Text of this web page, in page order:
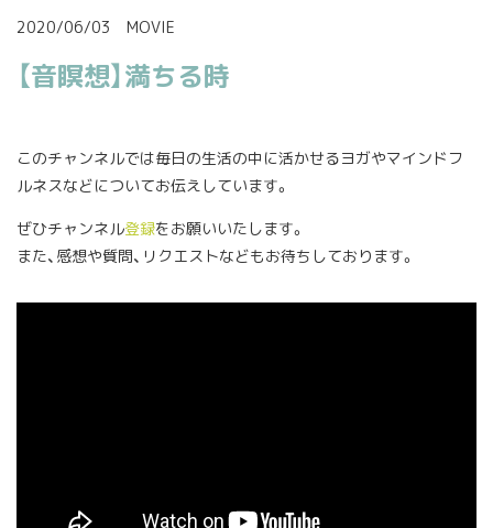
2020/06/03 MOVIE
【音瞑想】満ちる時
このチャンネルでは毎日の生活の中に活かせるヨガやマインドフ
ルネスなどについてお伝えしています。
ぜひチャンネル登録をお願いいたします。
また、感想や質問、リクエストなどもお待ちしております。